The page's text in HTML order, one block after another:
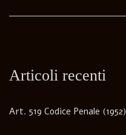
Articoli recenti
Art. 519 Codice Penale (1952)